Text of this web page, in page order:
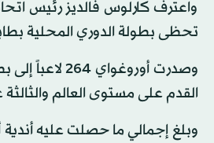
واعترف كارلوس فالديز رئيس
تحظى بطولة الدوري المحلية
القدم على مستوى العالم